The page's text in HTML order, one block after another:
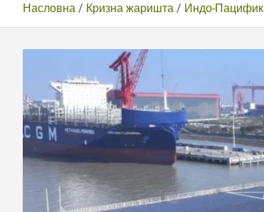
Насловна Кризна жаришта Индо-Пацифик